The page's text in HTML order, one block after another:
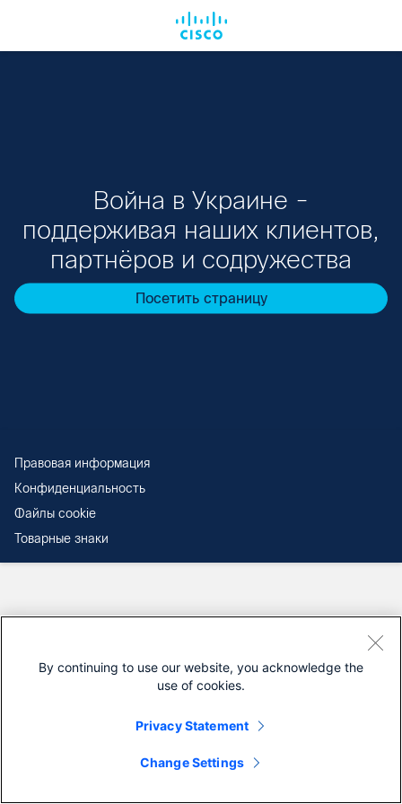
Война в Украине -
поддерживая наших клиентов,
партнёров и содружества
Посетить страницу
Правовая информация
Конфиденциальность
Файлы cookie
Товарные знаки
By continuing to use our website, you acknowledge the
use of cookies.
Privacy Statement
Change Settings